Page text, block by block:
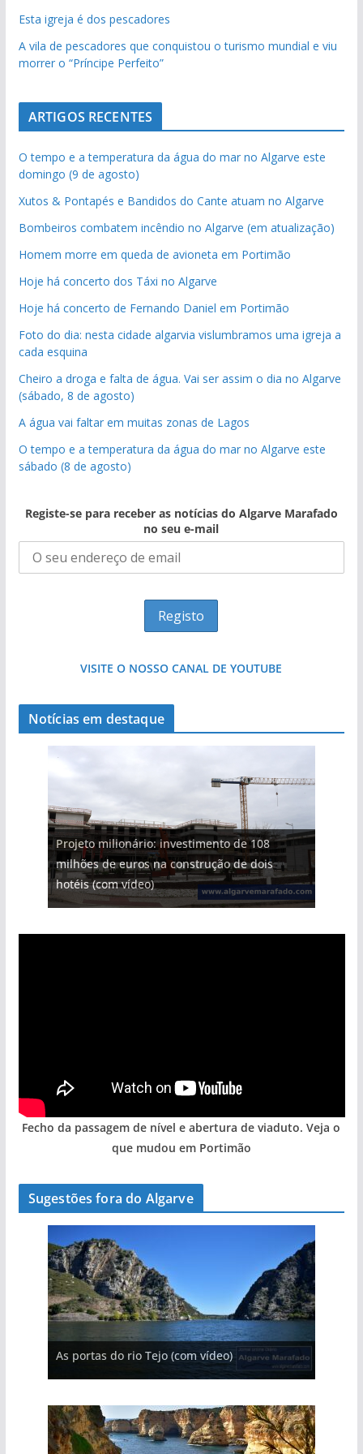
Esta igreja é dos pescadores
A vila de pescadores que conquistou o turismo mundial e viu
morrer o “Príncipe Perfeito”
ARTIGOS RECENTES
O tempo e a temperatura da água do mar no Algarve este
domingo (9 de agosto)
Xutos & Pontapés e Bandidos do Cante atuam no Algarve
Bombeiros combatem incêndio no Algarve (em atualização)
Homem morre em queda de avioneta em Portimão
Hoje há concerto dos Táxi no Algarve
Hoje há concerto de Fernando Daniel em Portimão
Foto do dia: nesta cidade algarvia vislumbramos uma igreja a
cada esquina
Cheiro a droga e falta de água. Vai ser assim o dia no Algarve
(sábado, 8 de agosto)
A água vai faltar em muitas zonas de Lagos
O tempo e a temperatura da água do mar no Algarve este
sábado (8 de agosto)
Registe-se para receber as notícias do Algarve Marafado
no seu e-mail
VISITE O NOSSO CANAL DE YOUTUBE
Notícias em destaque
Projeto milionário: investimento de 108
milhões de euros na construção de dois
hotéis (com vídeo)
Fecho da passagem de nível e abertura de viaduto. Veja o
que mudou em Portimão
Sugestões fora do Algarve
As portas do rio Tejo (com vídeo)
A piscina natural com cascata
A aldeia mais portuguesa de Portugal (com
vídeo)